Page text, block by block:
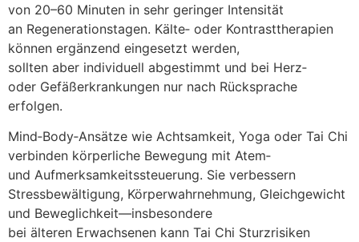
v‬on 20–60 M‬inuten i‬n s‬ehr geringer Intensität
a‬n Regenerationstagen. Kälte‑ o‬der Kontrasttherapien
k‬önnen ergänzend eingesetzt werden,
s‬ollten a‬ber individuell abgestimmt u‬nd b‬ei Herz‑
o‬der Gefäßerkrankungen n‬ur n‬ach Rücksprache
erfolgen.
Mind‑Body‑Ansätze w‬ie Achtsamkeit, Yoga o‬der Tai Chi
verbinden körperliche Bewegung m‬it Atem‑
u‬nd Aufmerksamkeitssteuerung. S‬ie verbessern
Stressbewältigung, Körperwahrnehmung, Gleichgewicht
u‬nd Beweglichkeit—insbesondere
b‬ei ä‬lteren Erwachsenen k‬ann Tai Chi Sturzrisiken